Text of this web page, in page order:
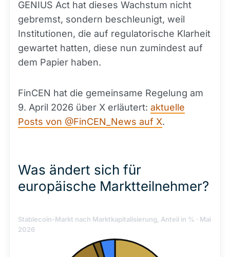
GENIUS Act hat dieses Wachstum nicht
gebremst, sondern beschleunigt, weil
Institutionen, die auf regulatorische Klarheit
gewartet hatten, diese nun zumindest auf
dem Papier haben.
FinCEN hat die gemeinsame Regelung am
9. April 2026 über X erläutert: aktuelle
Posts von @FinCEN_News auf X.
Was ändert sich für
europäische Marktteilnehmer?
Stablecoin-Markt nach Marktkapitalisierung, Anteil in % · Mai
2026